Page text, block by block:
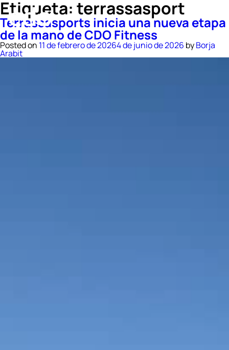
Etiqueta: terrassasport
Terrassasports inicia una nueva etapa
de la mano de CDO Fitness
Posted on 11 de febrero de 20264 de junio de 2026 byBorja
Arabit